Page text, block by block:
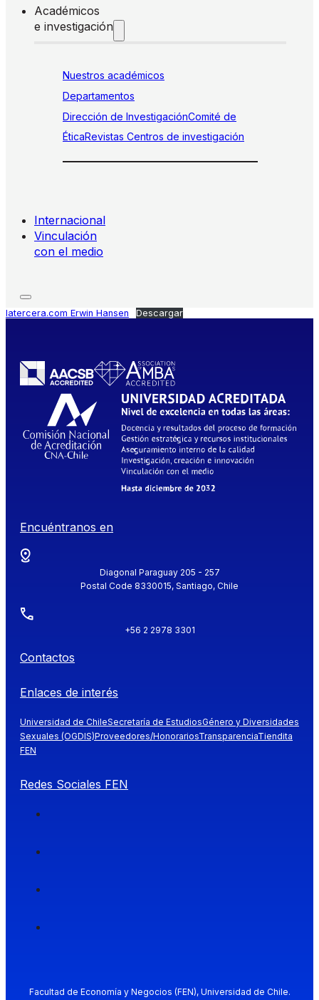
Académicos
e investigación
Nuestros académicos
Departamentos
Dirección de InvestigaciónComité de
ÉticaRevistas Centros de investigación
Internacional
Vinculación
con el medio
latercera.com Erwin Hansen Descargar
Encuéntranos en
Diagonal Paraguay 205 - 257
Postal Code 8330015, Santiago, Chile
+56 2 2978 3301
Contactos
Enlaces de interés
Universidad de ChileSecretaría de EstudiosGénero y Diversidades
Sexuales (OGDIS)Proveedores/HonorariosTransparenciaTiendita
FEN
Redes Sociales FEN
Facultad de Economía y Negocios (FEN), Universidad de Chile.